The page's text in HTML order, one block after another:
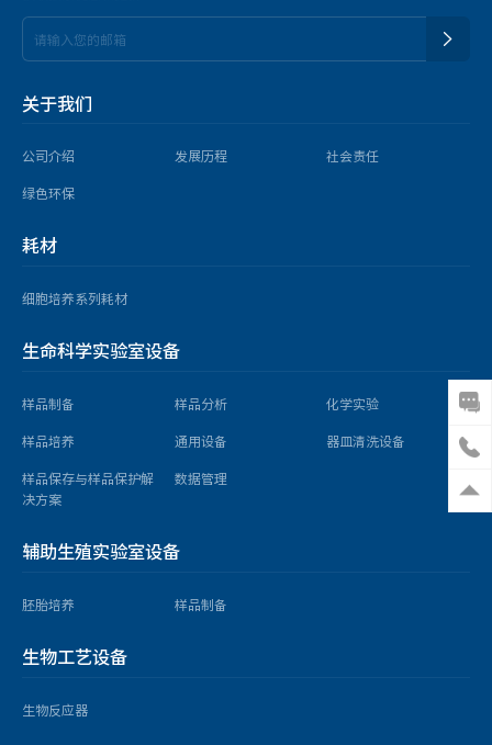
关于我们
公司介绍 发展历程
社会责任
绿色环保
耗材
细胞培养系列耗材
生命科学实验室设备
样品制备 样品分析
化学实验
样品培养
通用设备
器皿清洗设备
样品保存与样品保护解
决方案
数据管理
辅助生殖实验室设备
胚胎培养 样品制备
生物工艺设备
生物反应器